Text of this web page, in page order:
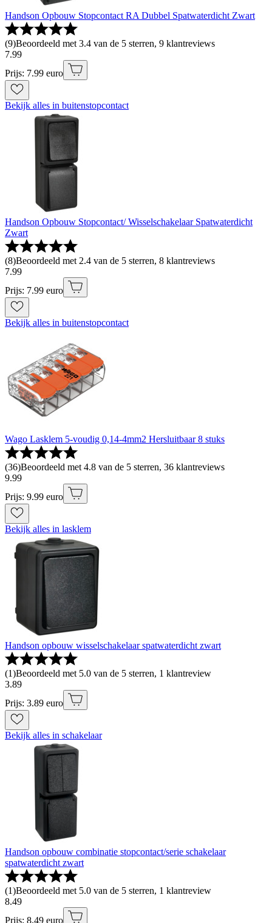
Handson Opbouw Stopcontact RA Dubbel Spatwaterdicht Zwart
(9)Beoordeeld met 3.4 van de 5 sterren, 9 klantreviews
7.99
Prijs: 7.99 euro
Bekijk alles in buitenstopcontact
Handson Opbouw Stopcontact/ Wisselschakelaar Spatwaterdicht
Zwart
(8)Beoordeeld met 2.4 van de 5 sterren, 8 klantreviews
7.99
Prijs: 7.99 euro
Bekijk alles in buitenstopcontact
Wago Lasklem 5-voudig 0,14-4mm2 Hersluitbaar 8 stuks
(36)Beoordeeld met 4.8 van de 5 sterren, 36 klantreviews
9.99
Prijs: 9.99 euro
Bekijk alles in lasklem
Handson opbouw wisselschakelaar spatwaterdicht zwart
(1)Beoordeeld met 5.0 van de 5 sterren, 1 klantreview
3.89
Prijs: 3.89 euro
Bekijk alles in schakelaar
Handson opbouw combinatie stopcontact/serie schakelaar
spatwaterdicht zwart
(1)Beoordeeld met 5.0 van de 5 sterren, 1 klantreview
8.49
Prijs: 8.49 euro